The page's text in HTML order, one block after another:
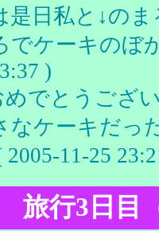
是日私と↓の
でケーキのぼ
)
めでとうござ
なケーキだ
2005-11-25
旅行3日目